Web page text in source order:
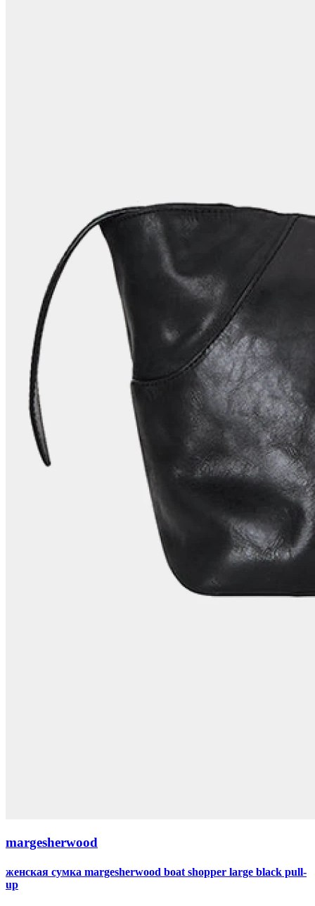
margesherwood
женская сумка margesherwood boat shopper large black pull-
up